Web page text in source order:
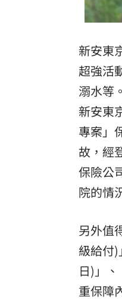
新安東
超強活
溺水等
新安東
專案」
故，經
保險公
院的情
另外值
級給付
日)」
重保障